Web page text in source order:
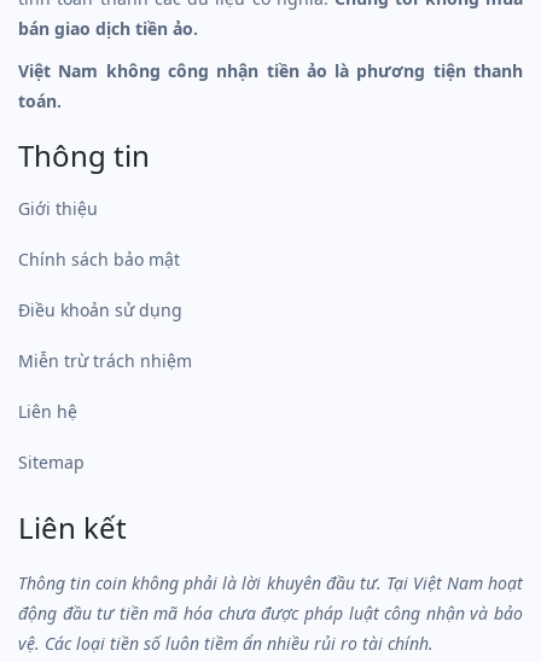
bán giao dịch tiền ảo.
Việt Nam không công nhận tiền ảo là phương tiện thanh
toán.
Thông tin
Giới thiệu
Chính sách bảo mật
Điều khoản sử dụng
Miễn trừ trách nhiệm
Liên hệ
Sitemap
Liên kết
Thông tin coin không phải là lời khuyên đầu tư. Tại Việt Nam hoạt
động đầu tư tiền mã hóa chưa được pháp luật công nhận và bảo
vệ. Các loại tiền số luôn tiềm ẩn nhiều rủi ro tài chính.